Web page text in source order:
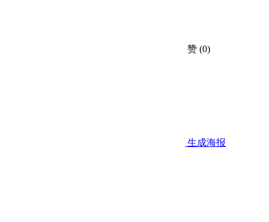
赞 (0)
生成海报